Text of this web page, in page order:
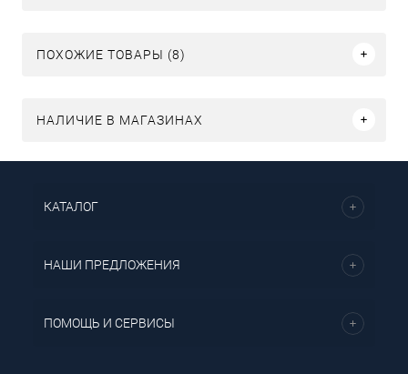
ПОХОЖИЕ ТОВАРЫ (8)
НАЛИЧИЕ В МАГАЗИНАХ
КАТАЛОГ
НАШИ ПРЕДЛОЖЕНИЯ
ПОМОЩЬ И СЕРВИСЫ